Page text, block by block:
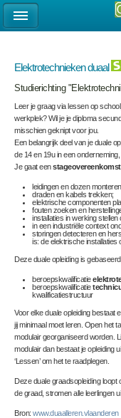
Elektrotechnieken duaal
Studierichting
Leer je graag via lessen op
werkplek? Wil je je diploma
misschien geknipt voor jou.
Een belangrijk deel van je duale
de 14 en 19u in een
Je gaat een
leidingen en dozen
draden en kabels trekken;
elektrische componenten
fouten zoeken en
installaties in werking stellen
in een industriële context
storingen detecteren en
is: de elektrische installaties
Deze duale opleiding is
beroepskwalificatie
beroepskwalificatie
kwalificatiestructuur
Voor elke duale opleiding bestaat
jij minimaal moet leren. Open het
modulair georganiseerd worden.
modulair dan bestaat je opleiding
‘Lessen’ om het te raadplegen.
Deze duale graadsopleiding
de graad, stromen alle leerlingen
Bron: www.duaalleren.vlaanderen